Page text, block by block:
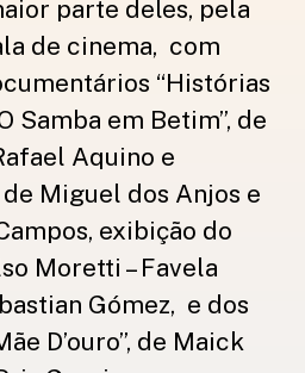
parte deles, pela
de cinema, com
“Histórias
Samba em Betim”, de
Aquino e
Miguel dos Anjos e
exibição do
Moretti – Favela
Gómez, e dos
D’ouro”, de Maick